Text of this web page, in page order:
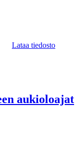
Lataa tiedosto
aukioloajat